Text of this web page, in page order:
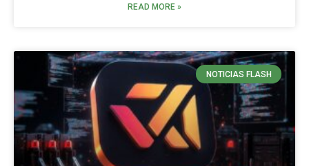
READ MORE »
NOTICIAS FLASH